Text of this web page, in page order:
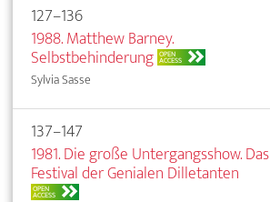
127–136
1988. Matthew Barney.
Selbstbehinderung OPEN
ACCESS
Sylvia Sasse
137–147
1981. Die große Untergangsshow. Das
Festival der Genialen Dilletanten
OPEN
ACCESS